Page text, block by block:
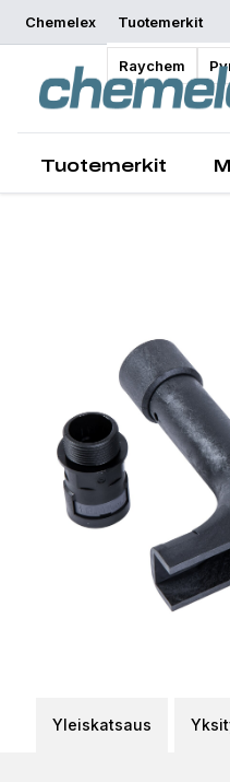
Chemelex Tuotemerkit
Raychem
Tuotemerkit
Yleiskatsaus